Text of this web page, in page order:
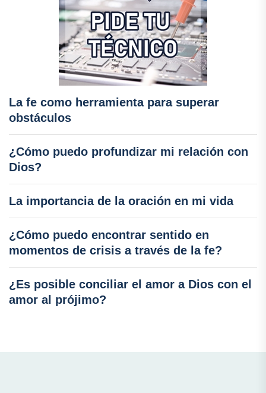
La fe como herramienta para superar
obstáculos
¿Cómo puedo profundizar mi relación con
Dios?
La importancia de la oración en mi vida
¿Cómo puedo encontrar sentido en
momentos de crisis a través de la fe?
¿Es posible conciliar el amor a Dios con el
amor al prójimo?